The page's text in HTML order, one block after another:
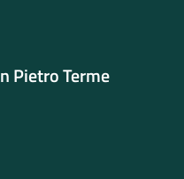
Pietro Terme